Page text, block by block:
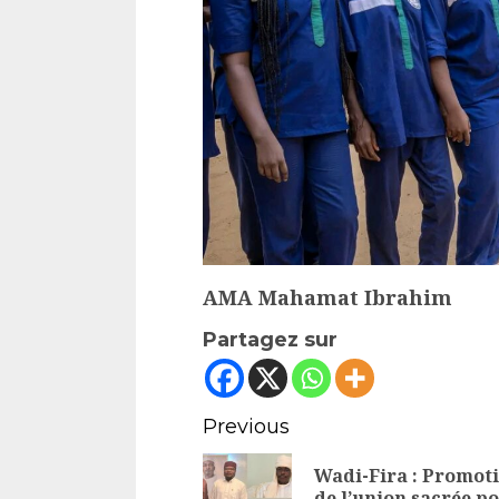
AMA Mahamat Ibrahim
Partagez sur
Continue
Reading
Previous
Wadi-Fira :